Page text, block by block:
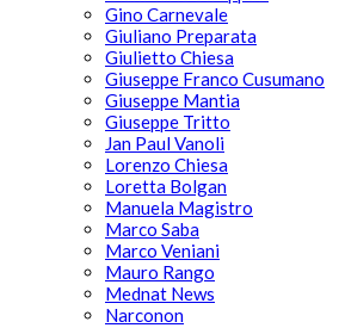
Gino Carnevale
Giuliano Preparata
Giulietto Chiesa
Giuseppe Franco Cusumano
Giuseppe Mantia
Giuseppe Tritto
Jan Paul Vanoli
Lorenzo Chiesa
Loretta Bolgan
Manuela Magistro
Marco Saba
Marco Veniani
Mauro Rango
Mednat News
Narconon